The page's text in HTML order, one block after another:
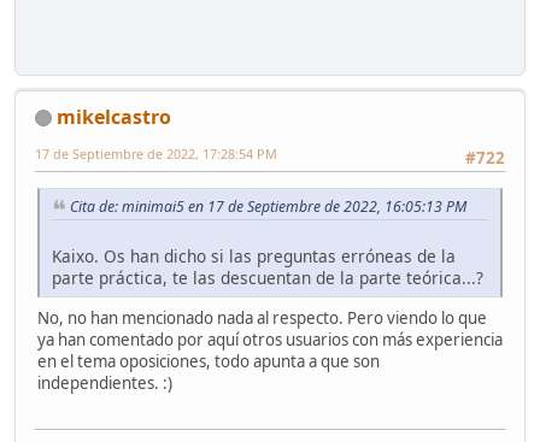
mikelcastro
#722
17 de Septiembre de 2022, 17:28:54 PM
Cita de: minimai5 en 17 de Septiembre de 2022, 16:05:13 PM
Kaixo. Os han dicho si las preguntas erróneas de la
parte práctica, te las descuentan de la parte teórica...?
No, no han mencionado nada al respecto. Pero viendo lo que
ya han comentado por aquí otros usuarios con más experiencia
en el tema oposiciones, todo apunta a que son
independientes. :)